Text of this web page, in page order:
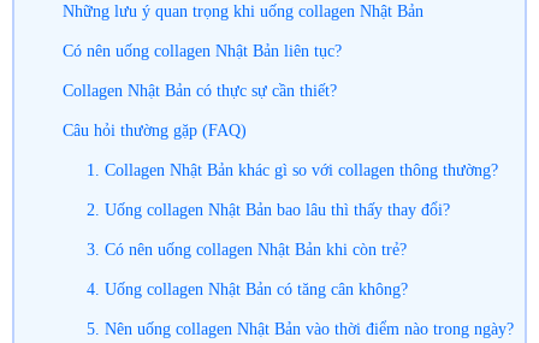
Những lưu ý quan trọng khi uống collagen Nhật Bản
Có nên uống collagen Nhật Bản liên tục?
Collagen Nhật Bản có thực sự cần thiết?
Câu hỏi thường gặp (FAQ)
1. Collagen Nhật Bản khác gì so với collagen thông thường?
2. Uống collagen Nhật Bản bao lâu thì thấy thay đổi?
3. Có nên uống collagen Nhật Bản khi còn trẻ?
4. Uống collagen Nhật Bản có tăng cân không?
5. Nên uống collagen Nhật Bản vào thời điểm nào trong ngày?